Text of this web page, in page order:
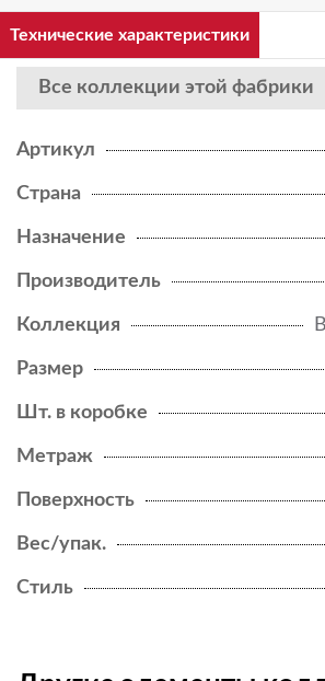
Технические характеристики
Все коллекции этой фабрики
Артикул
Страна
Назначение
Производитель
Коллекция
Размер
Шт. в коробке
Метраж
Поверхность
Вес/упак.
Стиль